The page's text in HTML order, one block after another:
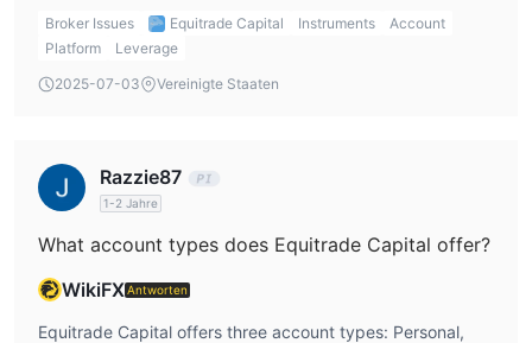
positive for me as a trader looking to diversify my
portfolio. They also offer multiple account types, which
available to assist with any issues.
Broker Issues Equitrade Capital Instruments
Account
Platform
Leverage
2025-07-03
Vereinigte Staaten
Razzie87
1-2 Jahre
What account types does Equitrade Capital offer?
WikiFXAntworten
Equitrade Capital offers three account types: Personal,